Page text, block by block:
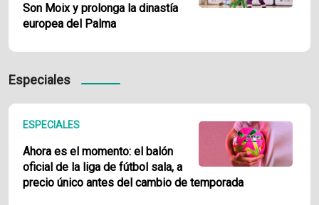
Son Moix y prolonga la dinastía
europea del Palma
Especiales
ESPECIALES
Ahora es el momento: el balón
oficial de la liga de fútbol sala, a
precio único antes del cambio de temporada